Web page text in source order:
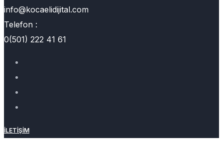
info@kocaelidijital.com
Telefon :
0(501) 222 41 61
İLETIŞIM